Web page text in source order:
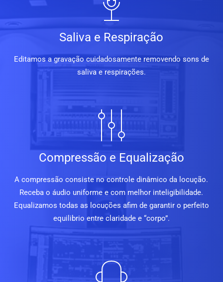
Saliva e Respiração
Editamos a gravação cuidadosamente removendo sons de
saliva e respirações.
Compressão e Equalização
A compressão consiste no controle dinâmico da locução.
Receba o áudio uniforme e com melhor inteligibilidade.
Equalizamos todas as locuções afim de garantir o perfeito
equilibrio entre claridade e “corpo”.